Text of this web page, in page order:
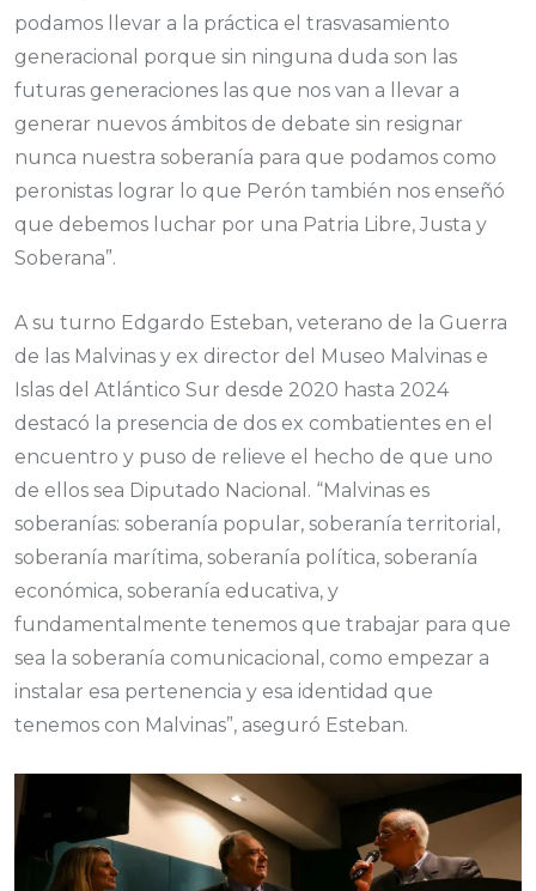
podamos llevar a la práctica el trasvasamiento
generacional porque sin ninguna duda son las
futuras generaciones las que nos van a llevar a
generar nuevos ámbitos de debate sin resignar
nunca nuestra soberanía para que podamos como
peronistas lograr lo que Perón también nos enseñó
que debemos luchar por una Patria Libre, Justa y
Soberana”.
A su turno Edgardo Esteban, veterano de la Guerra
de las Malvinas y ex director del Museo Malvinas e
Islas del Atlántico Sur desde 2020 hasta 2024
destacó la presencia de dos ex combatientes en el
encuentro y puso de relieve el hecho de que uno
de ellos sea Diputado Nacional. “Malvinas es
soberanías: soberanía popular, soberanía territorial,
soberanía marítima, soberanía política, soberanía
económica, soberanía educativa, y
fundamentalmente tenemos que trabajar para que
sea la soberanía comunicacional, como empezar a
instalar esa pertenencia y esa identidad que
tenemos con Malvinas”, aseguró Esteban.